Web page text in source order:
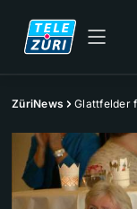
ZüriNews Glattfelder